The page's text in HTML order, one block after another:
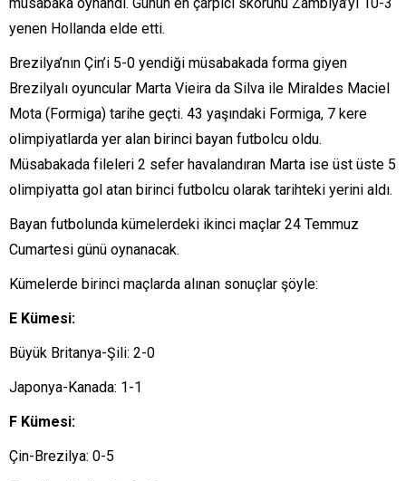
yenen Hollanda elde etti.
Brezilya’nın Çin’i 5-0 yendiği müsabakada forma giyen
Brezilyalı oyuncular Marta Vieira da Silva ile Miraldes Maciel
Mota (Formiga) tarihe geçti. 43 yaşındaki Formiga, 7 kere
olimpiyatlarda yer alan birinci bayan futbolcu oldu.
Müsabakada fileleri 2 sefer havalandıran Marta ise üst üste 5
olimpiyatta gol atan birinci futbolcu olarak tarihteki yerini aldı.
Bayan futbolunda kümelerdeki ikinci maçlar 24 Temmuz
Cumartesi günü oynanacak.
Kümelerde birinci maçlarda alınan sonuçlar şöyle:
E Kümesi:
Büyük Britanya-Şili: 2-0
Japonya-Kanada: 1-1
F Kümesi:
Çin-Brezilya: 0-5